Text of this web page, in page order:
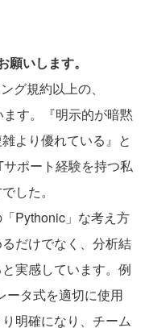
いします。
グ規約以上の、
す。『明示的が暗黙
より優れている』と
ポート経験を持つ私
した。
Pythonic」な考え方
だけでなく、分析結
実感しています。例
ータ式を適切に使用
明確になり、チーム